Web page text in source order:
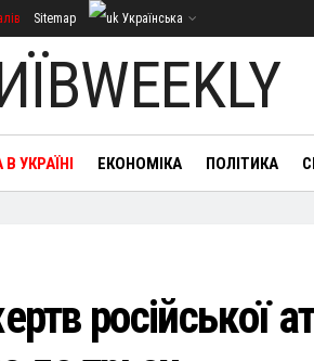
Sitemap Українська
В УКРАЇНІ ЕКОНОМІКА ПОЛІТИКА
російської